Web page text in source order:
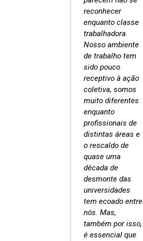
reconhecer
enquanto classe
trabalhadora.
Nosso ambiente
de trabalho tem
sido pouco
receptivo à ação
coletiva, somos
muito diferentes
enquanto
profissionais de
distintas áreas e
o rescaldo de
quase uma
década de
desmonte das
universidades
tem ecoado entre
nós. Mas,
também por isso,
é essencial que